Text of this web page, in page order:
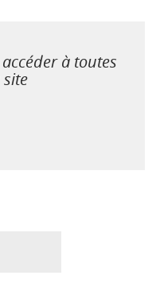
à toutes